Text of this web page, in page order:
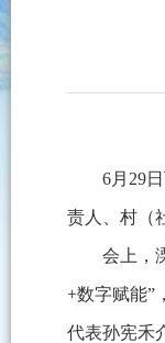
6月29
责人、村（
会上，
+数字赋能”
代表孙宪禾